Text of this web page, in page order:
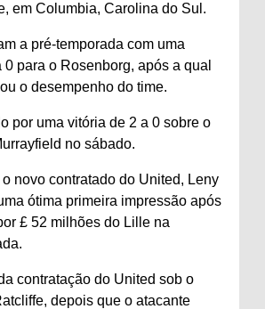
em Columbia, Carolina do Sul.
a pré-temporada com uma
0 para o Rosenborg, após a qual
o desempenho do time.
por uma vitória de 2 a 0 sobre o
no sábado.
novo contratado do United, Leny
ótima primeira impressão após
£ 52 milhões do Lille na
contratação do United sob o
depois que o atacante